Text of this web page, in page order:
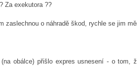
Za exekutora ??
zaslechnou o náhradě škod, rychle se jim
obálce) přišlo expres usnesení - o